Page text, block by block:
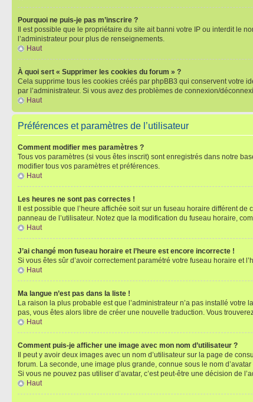
Pourquoi ne puis-je pas m’inscrire ?
Il est possible que le propriétaire du site ait banni votre IP ou interdit le
l’administrateur pour plus de renseignements.
Haut
À quoi sert « Supprimer les cookies du forum » ?
Cela supprime tous les cookies créés par phpBB3 qui conservent votre
par l’administrateur. Si vous avez des problèmes de connexion/
Haut
Préférences et paramètres de l’utilisateur
Comment modifier mes paramètres ?
Tous vos paramètres (si vous êtes inscrit) sont enregistrés dans notre
modifier tous vos paramètres et préférences.
Haut
Les heures ne sont pas correctes !
Il est possible que l’heure affichée soit sur un fuseau horaire différent
panneau de l’utilisateur. Notez que la modification du fuseau horaire,
Haut
J’ai changé mon fuseau horaire et l’heure est encore incorrecte !
Si vous êtes sûr d’avoir correctement paramétré votre fuseau horaire et
Haut
Ma langue n’est pas dans la liste !
La raison la plus probable est que l’administrateur n’a pas installé
pas, vous êtes alors libre de créer une nouvelle traduction. Vous
Haut
Comment puis-je afficher une image avec mon nom d’utilisateur ?
Il peut y avoir deux images avec un nom d’utilisateur sur la page de
forum. La seconde, une image plus grande, connue sous le nom
Si vous ne pouvez pas utiliser d’avatar, c’est peut-être une décision de
Haut